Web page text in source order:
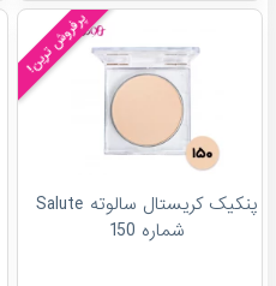
پرفروش ترین!
پنکیک کریستال سالوته Salute
شماره 150